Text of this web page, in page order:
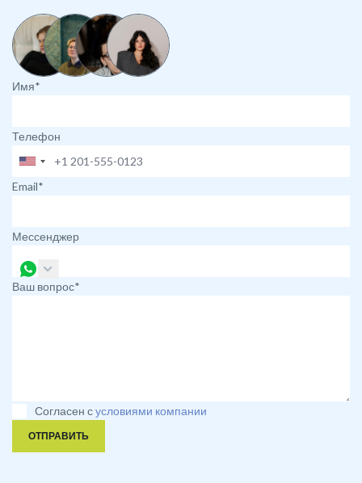
Имя*
Телефон
Email*
Мессенджер
Ваш вопрос*
Согласен сусловиями компании
ОТПРАВИТЬ